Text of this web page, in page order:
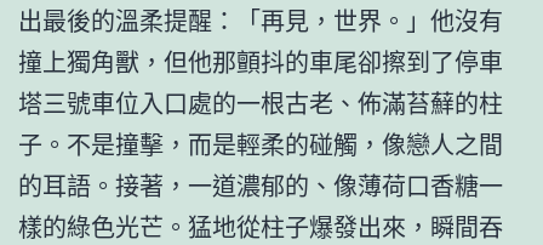
出最後的溫柔提醒：「再見，世界。」他沒有
撞上獨角獸，但他那顫抖的車尾卻擦到了停車
塔三號車位入口處的一根古老、佈滿苔蘚的柱
子。不是撞擊，而是輕柔的碰觸，像戀人之間
的耳語。接著，一道濃郁的、像薄荷口香糖一
樣的綠色光芒。猛地從柱子爆發出來，瞬間吞